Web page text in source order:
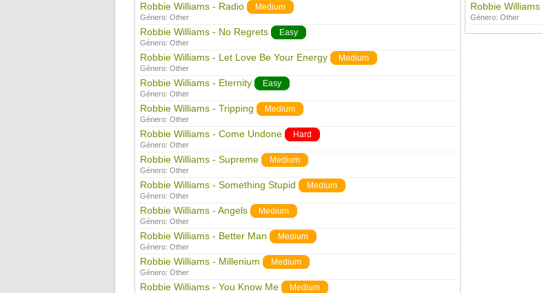
Robbie Williams - Radio Medium
Género: Other
Robbie Williams - No Regrets Easy
Género: Other
Robbie Williams - Let Love Be Your Energy Medium
Género: Other
Robbie Williams - Eternity Easy
Género: Other
Robbie Williams - Tripping Medium
Género: Other
Robbie Williams - Come Undone Hard
Género: Other
Robbie Williams - Supreme Medium
Género: Other
Robbie Williams - Something Stupid Medium
Género: Other
Robbie Williams - Angels Medium
Género: Other
Robbie Williams - Better Man Medium
Género: Other
Robbie Williams - Millenium Medium
Género: Other
Robbie Williams - You Know Me Medium
Robbie
Género: Other